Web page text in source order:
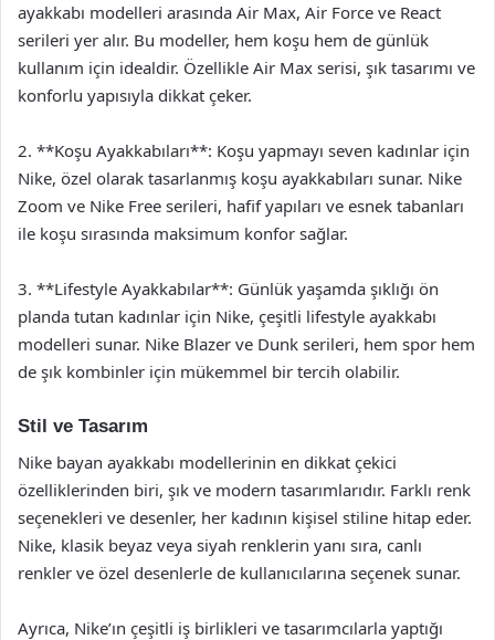
ayakkabı modelleri arasında Air Max, Air Force ve React
serileri yer alır. Bu modeller, hem koşu hem de günlük
kullanım için idealdir. Özellikle Air Max serisi, şık tasarımı ve
konforlu yapısıyla dikkat çeker.
2. **Koşu Ayakkabıları**: Koşu yapmayı seven kadınlar için
Nike, özel olarak tasarlanmış koşu ayakkabıları sunar. Nike
Zoom ve Nike Free serileri, hafif yapıları ve esnek tabanları
ile koşu sırasında maksimum konfor sağlar.
3. **Lifestyle Ayakkabılar**: Günlük yaşamda şıklığı ön
planda tutan kadınlar için Nike, çeşitli lifestyle ayakkabı
modelleri sunar. Nike Blazer ve Dunk serileri, hem spor hem
de şık kombinler için mükemmel bir tercih olabilir.
Stil ve Tasarım
Nike bayan ayakkabı modellerinin en dikkat çekici
özelliklerinden biri, şık ve modern tasarımlarıdır. Farklı renk
seçenekleri ve desenler, her kadının kişisel stiline hitap eder.
Nike, klasik beyaz veya siyah renklerin yanı sıra, canlı
renkler ve özel desenlerle de kullanıcılarına seçenek sunar.
Ayrıca, Nike’ın çeşitli iş birlikleri ve tasarımcılarla yaptığı